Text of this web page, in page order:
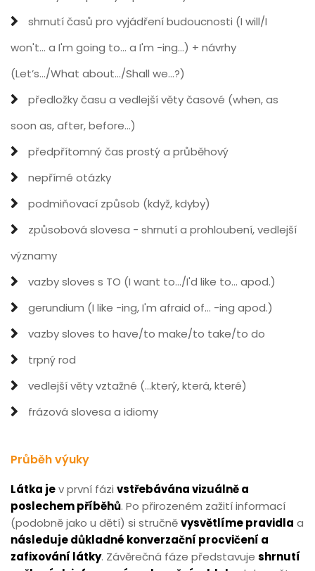
shrnutí časů pro vyjádření budoucnosti (I will/I
won't... a I'm going to... a I'm -ing...) + návrhy
(Let’s.../What about.../Shall we...?)
předložky času a vedlejší věty časové (when, as
soon as, after, before...)
předpřítomný čas prostý a průběhový
nepřímé otázky
podmiňovací způsob (když, kdyby)
způsobová slovesa - shrnutí a prohloubení, vedlejší
významy
vazby sloves s TO (I want to.../I'd like to... apod.)
gerundium (I like -ing, I'm afraid of... -ing apod.)
vazby sloves to have/to make/to take/to do
trpný rod
vedlejší věty vztažné (...který, která, které)
frázová slovesa a idiomy
Průběh výuky
Látka jev první fázi vstřebávána vizuálně a
poslechem příběhů. Po přirozeném zažití informací
(podobně jako u dětí) si stručněvysvětlíme pravidla a
následuje důkladné konverzační procvičení a
zafixování látky. Závěrečná fáze představuje shrnutí